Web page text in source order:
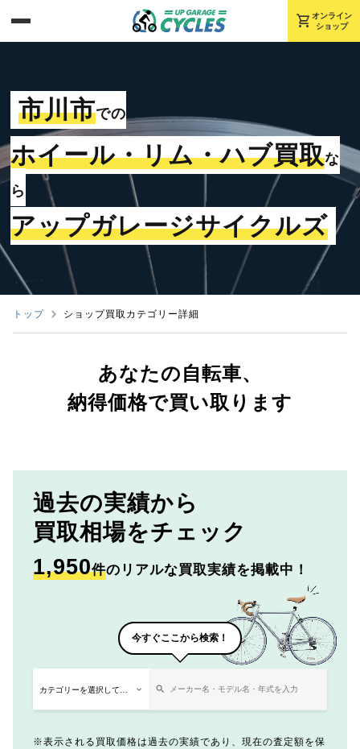
shopping_cart オンライン
ショップ
市川市での
ホイール・リム・ハブ買取な
ら
アップガレージサイクルズ
トップ ショップ買取カテゴリー詳細
あなたの自転車、
納得価格で買い取ります
過去の実績から
買取相場をチェック
1,950件のリアルな買取実績を掲載中！
今すぐここから検索！
表示される買取価格は過去の実績であり、現在の査定額を保